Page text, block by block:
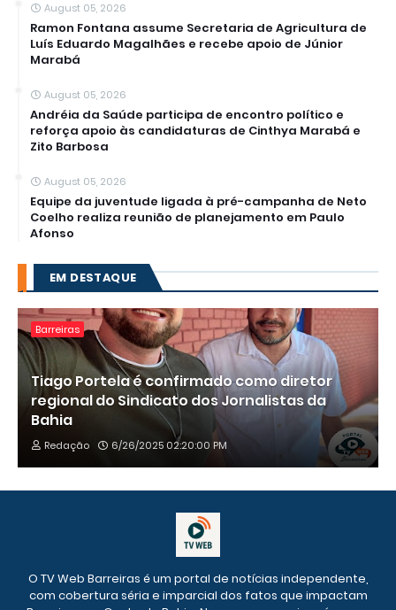
August 05, 2026
Ramon Fontana assume Secretaria de Agricultura de
Luís Eduardo Magalhães e recebe apoio de Júnior
Marabá
August 05, 2026
Andréia da Saúde participa de encontro político e
reforça apoio às candidaturas de Cinthya Marabá e
Zito Barbosa
August 05, 2026
Equipe da juventude ligada à pré-campanha de Neto
Coelho realiza reunião de planejamento em Paulo
Afonso
EM DESTAQUE
Barreiras
Tiago Portela é confirmado como diretor
regional do Sindicato dos Jornalistas da
Bahia
Redação 6/26/2025 02:20:00 PM
O TV Web Barreiras é um portal de notícias independente,
com cobertura séria e imparcial dos fatos que impactam